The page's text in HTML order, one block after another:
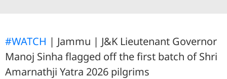
#WATCH | Jammu | J&K Lieutenant Governor
Manoj Sinha flagged off the first batch of Shri
Amarnathji Yatra 2026 pilgrims